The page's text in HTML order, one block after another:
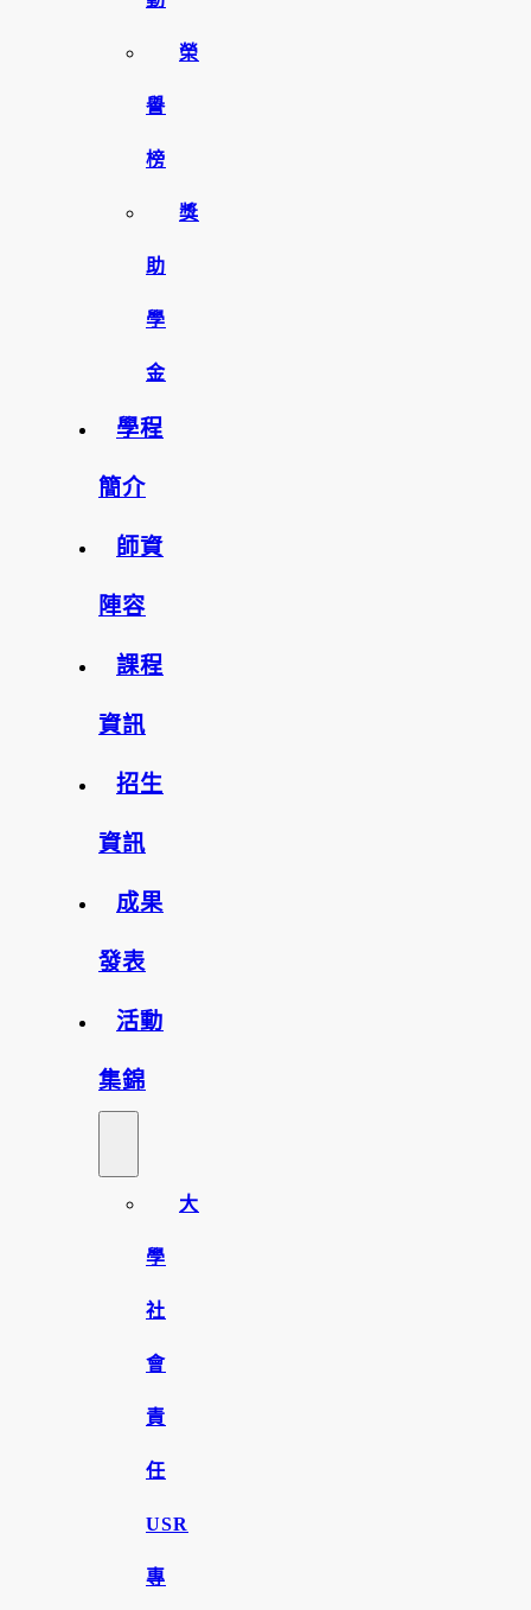
榮
譽
榜
獎
助
學
金
學程
簡介
師資
陣容
課程
資訊
招生
資訊
成果
發表
活動
集錦
大
學
社
會
責
任
USR
專